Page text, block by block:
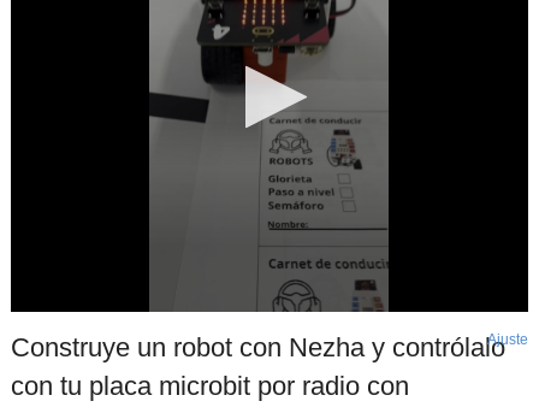
Construye un robot con Nezha y contrólalo
con tu placa microbit por radio con
Ajuste